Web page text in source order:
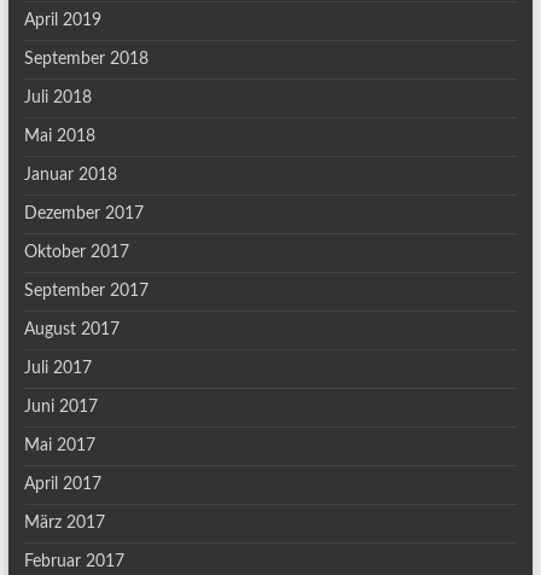
April 2019
September 2018
Juli 2018
Mai 2018
Januar 2018
Dezember 2017
Oktober 2017
September 2017
August 2017
Juli 2017
Juni 2017
Mai 2017
April 2017
März 2017
Februar 2017